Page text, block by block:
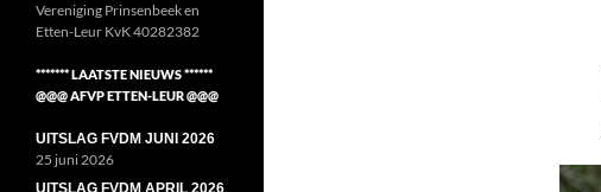
Vereniging Prinsenbeek en
Etten-Leur KvK 40282382
******* LAATSTE NIEUWS ******
@@@ AFVP ETTEN-LEUR @@@
UITSLAG FVDM JUNI 2026
25 juni 2026
UITSLAG FVDM APRIL 2026